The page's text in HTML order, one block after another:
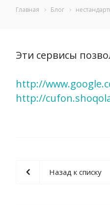
Главная Блог
Эти сервисы
http://
http://
Назад к списку